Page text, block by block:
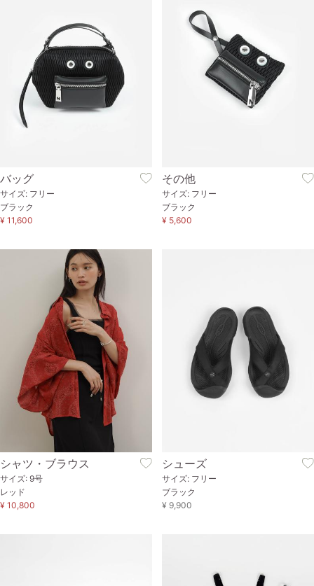
バッグ
サイズ: フリー
ブラック
¥ 11,600
その他
サイズ: フリー
ブラック
¥ 5,600
シャツ・ブラウス
サイズ: 9号
レッド
¥ 10,800
シューズ
サイズ: フリー
ブラック
¥ 9,900